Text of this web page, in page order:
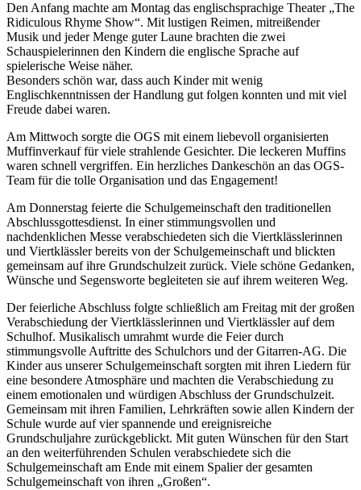
Den Anfang machte am Montag das englischsprachige Theater „The
Ridiculous Rhyme Show“. Mit lustigen Reimen, mitreißender
Musik und jeder Menge guter Laune brachten die zwei
Schauspielerinnen den Kindern die englische Sprache auf
spielerische Weise näher.
Besonders schön war, dass auch Kinder mit wenig
Englischkenntnissen der Handlung gut folgen konnten und mit viel
Freude dabei waren.
Am Mittwoch sorgte die OGS mit einem liebevoll organisierten
Muffinverkauf für viele strahlende Gesichter. Die leckeren Muffins
waren schnell vergriffen. Ein herzliches Dankeschön an das OGS-
Team für die tolle Organisation und das Engagement!
Am Donnerstag feierte die Schulgemeinschaft den traditionellen
Abschlussgottesdienst. In einer stimmungsvollen und
nachdenklichen Messe verabschiedeten sich die Viertklässlerinnen
und Viertklässler bereits von der Schulgemeinschaft und blickten
gemeinsam auf ihre Grundschulzeit zurück. Viele schöne Gedanken,
Wünsche und Segensworte begleiteten sie auf ihrem weiteren Weg.
Der feierliche Abschluss folgte schließlich am Freitag mit der großen
Verabschiedung der Viertklässlerinnen und Viertklässler auf dem
Schulhof. Musikalisch umrahmt wurde die Feier durch
stimmungsvolle Auftritte des Schulchors und der Gitarren-AG. Die
Kinder aus unserer Schulgemeinschaft sorgten mit ihren Liedern für
eine besondere Atmosphäre und machten die Verabschiedung zu
einem emotionalen und würdigen Abschluss der Grundschulzeit.
Gemeinsam mit ihren Familien, Lehrkräften sowie allen Kindern der
Schule wurde auf vier spannende und ereignisreiche
Grundschuljahre zurückgeblickt. Mit guten Wünschen für den Start
an den weiterführenden Schulen verabschiedete sich die
Schulgemeinschaft am Ende mit einem Spalier der gesamten
Schulgemeinschaft von ihren „Großen“.